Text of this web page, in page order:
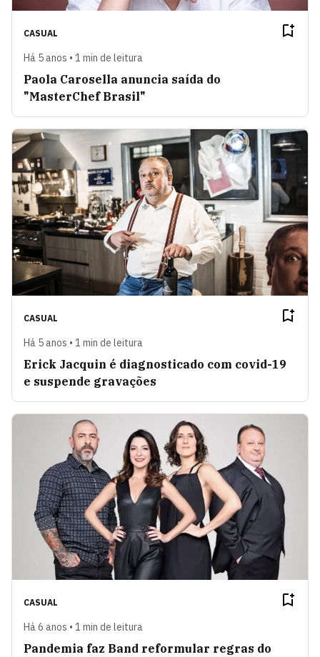
CASUAL
Há 5 anos • 1 min de leitura
Paola Carosella anuncia saída do
"MasterChef Brasil"
CASUAL
Há 5 anos • 1 min de leitura
Erick Jacquin é diagnosticado com covid-19
e suspende gravações
CASUAL
Há 6 anos • 1 min de leitura
Pandemia faz Band reformular regras do